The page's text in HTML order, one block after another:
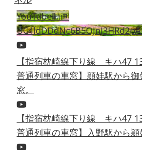
YouTube動画
【指宿枕崎線下り線 キハ47
普通列車の車窓】頴娃駅から
窓。
【指宿枕崎線下り線 キハ47
普通列車の車窓】入野駅から